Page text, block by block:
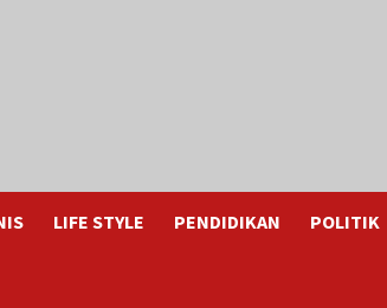
LIFE STYLE PENDIDIKAN POLITIK